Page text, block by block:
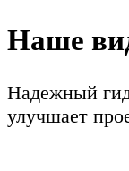
Наше
Надежный
улучшает